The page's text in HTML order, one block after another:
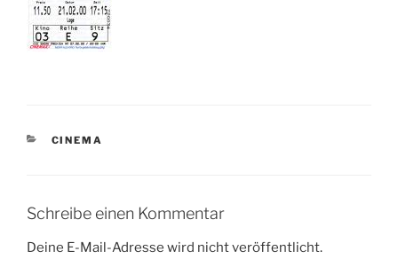
KATEGORIEN
CINEMA
Schreibe einen Kommentar
Deine E-Mail-Adresse wird nicht veröffentlicht.